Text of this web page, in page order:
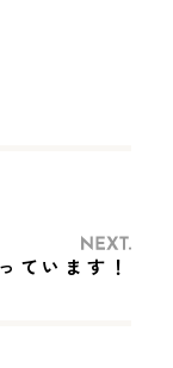
ています！